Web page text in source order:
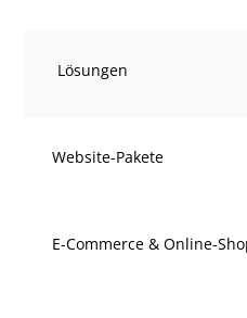
Lösungen
Website-Pakete
E-Commerce & Online-